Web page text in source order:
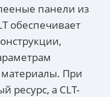
панели из
обеспечивает
При
ресурс, а CLT-